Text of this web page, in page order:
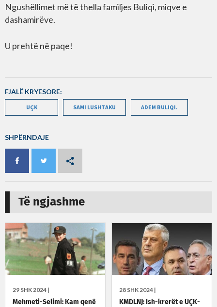
Ngushëllimet më të thella familjes Buliqi, miqve e
dashamirëve.
U prehtë në paqe!
FJALË KRYESORE:
UÇK SAMI LUSHTAKU ADEM BULIQI.
SHPËRNDAJE
Të ngjashme
29 SHK 2024 |
Mehmeti-Selimi: Kam qenë
28 SHK 2024 |
KMDLNJ: Ish-krerët e UÇK-